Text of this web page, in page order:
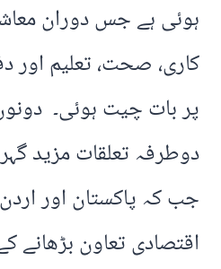
ہوئی ہے جس دوران
کاری، صحت، تعلیم اور
پر بات چیت ہوئی۔
دوطرفہ تعلقات مزید
جب کہ پاکستان اور
اقتصادی تعاون بڑھانے